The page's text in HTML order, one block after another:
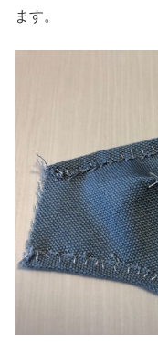
ます。